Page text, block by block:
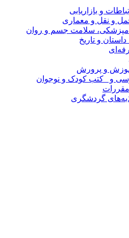
و بازاریابی
و نقل و معماری
سلامت جسم و روان
و تاریخ
و پرورش
و _کتب کودک و نوجوان
گردشگری